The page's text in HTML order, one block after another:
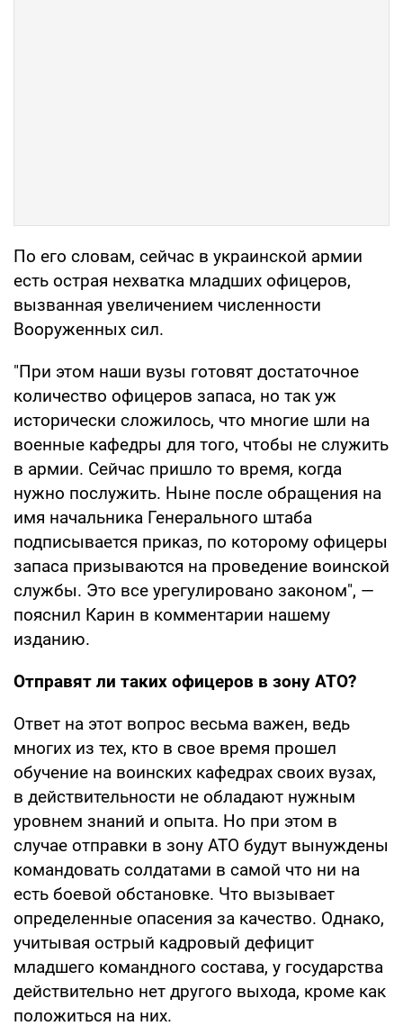
По его словам, сейчас в украинской армии
есть острая нехватка младших офицеров,
вызванная увеличением численности
Вооруженных сил.
"При этом наши вузы готовят достаточное
количество офицеров запаса, но так уж
исторически сложилось, что многие шли на
военные кафедры для того, чтобы не служить
в армии. Сейчас пришло то время, когда
нужно послужить. Ныне после обращения на
имя начальника Генерального штаба
подписывается приказ, по которому офицеры
запаса призываются на проведение воинской
службы. Это все урегулировано законом", —
пояснил Карин в комментарии нашему
изданию.
Отправят ли таких офицеров в зону АТО?
Ответ на этот вопрос весьма важен, ведь
многих из тех, кто в свое время прошел
обучение на воинских кафедрах своих вузах,
в действительности не обладают нужным
уровнем знаний и опыта. Но при этом в
случае отправки в зону АТО будут вынуждены
командовать солдатами в самой что ни на
есть боевой обстановке. Что вызывает
определенные опасения за качество. Однако,
учитывая острый кадровый дефицит
младшего командного состава, у государства
действительно нет другого выхода, кроме как
положиться на них.